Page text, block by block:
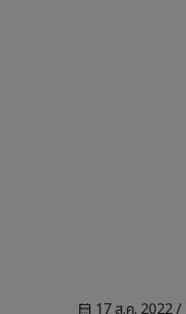
calendar_month 17 ส.ค. 2022 /